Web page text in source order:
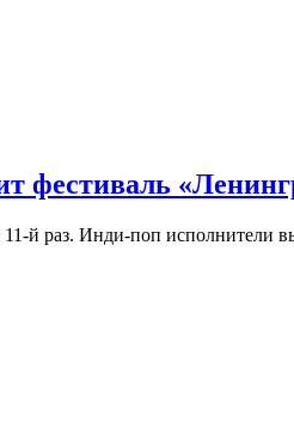
фестиваль
й раз. Инди-поп исполнители